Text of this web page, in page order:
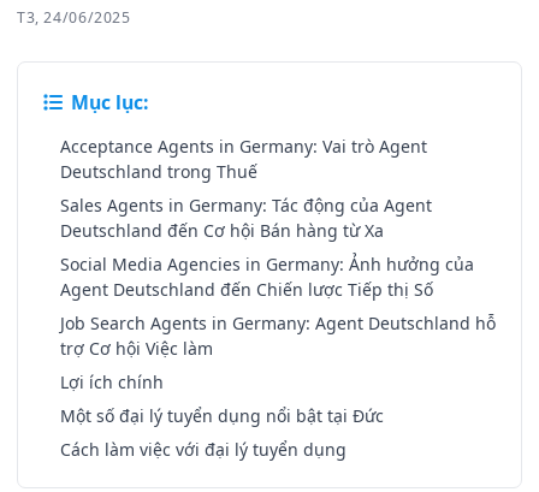
T3, 24/06/2025
Mục lục:
Acceptance Agents in Germany: Vai trò Agent
Deutschland trong Thuế
Sales Agents in Germany: Tác động của Agent
Deutschland đến Cơ hội Bán hàng từ Xa
Social Media Agencies in Germany: Ảnh hưởng của
Agent Deutschland đến Chiến lược Tiếp thị Số
Job Search Agents in Germany: Agent Deutschland hỗ
trợ Cơ hội Việc làm
Lợi ích chính
Một số đại lý tuyển dụng nổi bật tại Đức
Cách làm việc với đại lý tuyển dụng